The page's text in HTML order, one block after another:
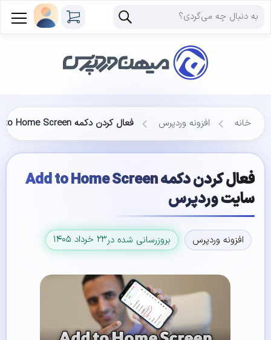
خانه افزونه وردپرس فعال كردن دكمه Add to Home Screen سایت وردپرس
فعال كردن دكمه Add to Home Screen
سایت وردپرس
افزونه وردپرس بروزرسانی شده در۲۳ خرداد ۱۴۰۵